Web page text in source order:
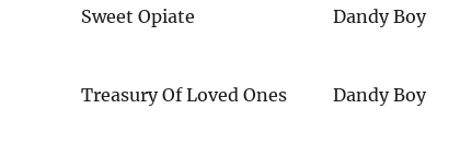
Sweet Opiate Dandy Boy
Treasury Of Loved Ones Dandy Boy